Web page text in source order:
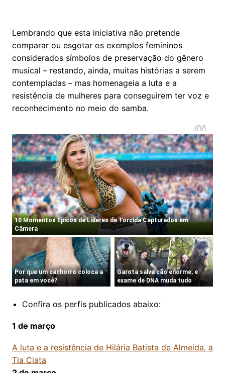
Lembrando que esta iniciativa não pretende
comparar ou esgotar os exemplos femininos
considerados símbolos de preservação do gênero
musical – restando, ainda, muitas histórias a serem
contempladas – mas homenageia a luta e a
resistência de mulheres para conseguirem ter voz e
reconhecimento no meio do samba.
Confira os perfis publicados abaixo:
1 de março
A luta e a resistência de Hilária Batista de Almeida, a
Tia Ciata